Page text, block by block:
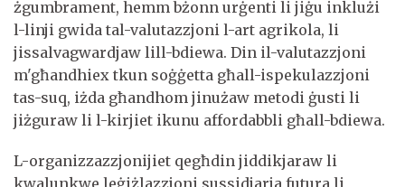
żgumbrament, hemm bżonn urġenti li jiġu inklużi
l-linji gwida tal-valutazzjoni l-art agrikola, li
jissalvagwardjaw lill-bdiewa. Din il-valutazzjoni
m'għandhiex tkun soġġetta għall-ispekulazzjoni
tas-suq, iżda għandhom jinużaw metodi ġusti li
jiżguraw li l-kirjiet ikunu affordabbli għall-bdiewa.
L-organizzazzjonijiet qegħdin jiddikjaraw li